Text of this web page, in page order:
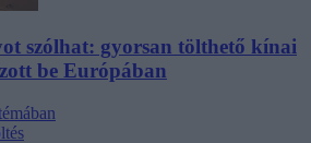
szólhat: gyorsan tölthető kínai
be Európában